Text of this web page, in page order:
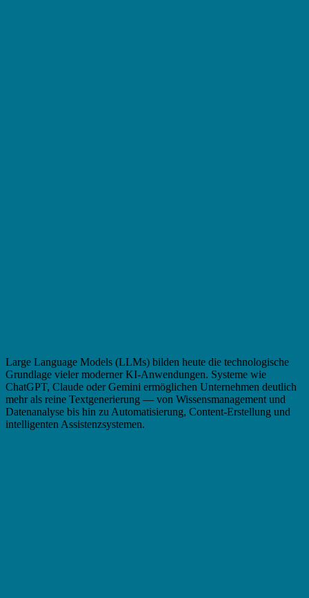
Large Language Models (LLMs) bilden heute die technologische
Grundlage vieler moderner KI-Anwendungen. Systeme wie
ChatGPT, Claude oder Gemini ermöglichen Unternehmen deutlich
mehr als reine Textgenerierung — von Wissensmanagement und
Datenanalyse bis hin zu Automatisierung, Content-Erstellung und
intelligenten Assistenzsystemen.